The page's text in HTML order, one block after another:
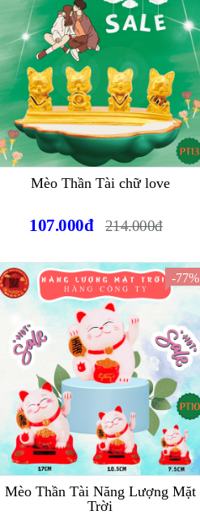
Mèo Thần Tài chữ love
107.000đ 214.000đ
-77%
Mèo Thần Tài Năng Lượng Mặt
Trời